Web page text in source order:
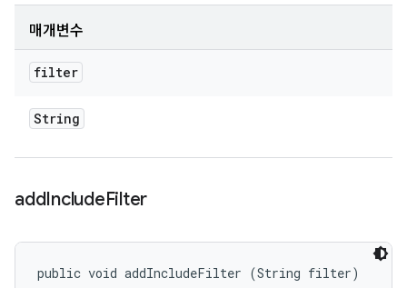
매개변수
filter
String
addIncludeFilter
public void addIncludeFilter (String filter)